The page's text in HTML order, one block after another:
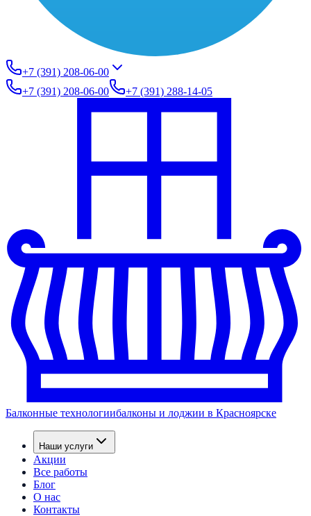
+7 (391) 208-06-00
+7 (391) 208-06-00
+7 (391) 288-14-05
Балконные технологиибалконы и лоджии в Красноярске
Наши услуги
Акции
Все работы
Блог
О нас
Контакты